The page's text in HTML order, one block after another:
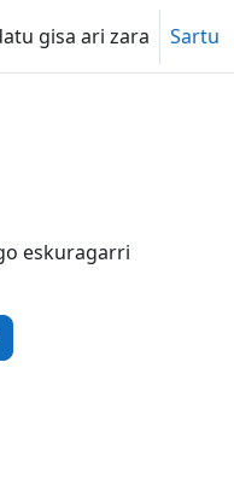
gisa ari zara Sartu
eskuragarri